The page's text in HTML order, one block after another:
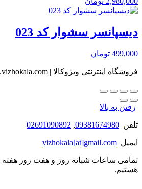
دیسپانسر سشوار کد 023
499,000 تومان
فروشگاه اینترنتی ویژوکالا | www.vizhokala.com
رفتن به بالا
تلفن 09381674980
,
02691090892
ایمیل vizhokala[at]gmail.com
تمامی ساعات شبانه روز و هفت روز
هستیم.